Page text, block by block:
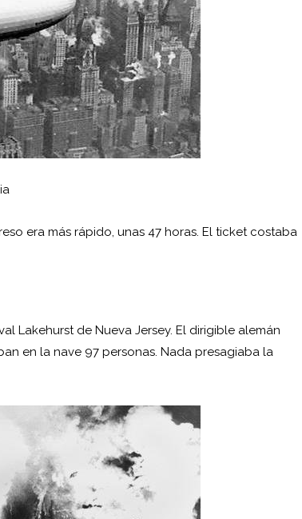
era más rápido, unas 47 horas. El ticket costaba
Lakehurst de Nueva Jersey. El dirigible alemán
en la nave 97 personas. Nada presagiaba la